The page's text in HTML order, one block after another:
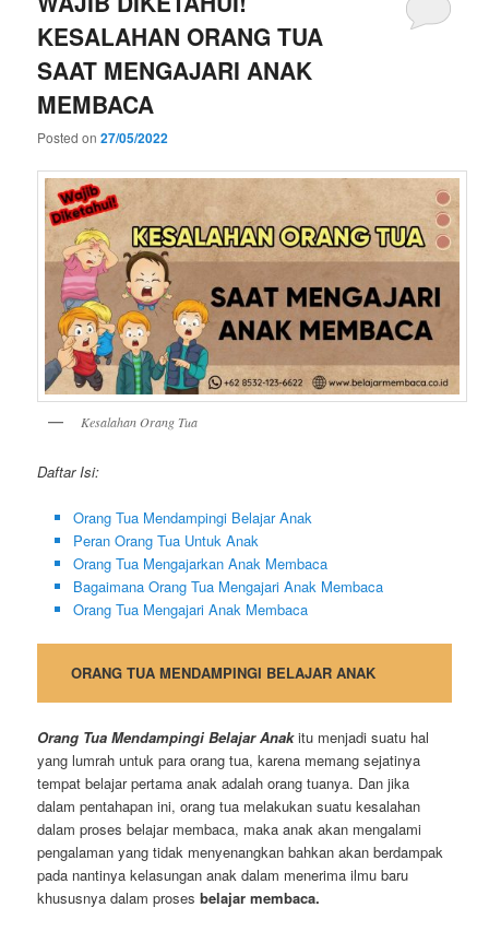
KESALAHAN ORANG TUA
SAAT MENGAJARI ANAK
MEMBACA
Posted on27/05/2022
Kesalahan Orang Tua
Daftar Isi:
Orang Tua Mendampingi Belajar Anak
Peran Orang Tua Untuk Anak
Orang Tua Mengajarkan Anak Membaca
Bagaimana Orang Tua Mengajari Anak Membaca
Orang Tua Mengajari Anak Membaca
ORANG TUA MENDAMPINGI BELAJAR ANAK
Orang Tua Mendampingi Belajar Anakitu menjadi suatu hal
yang lumrah untuk para orang tua, karena memang sejatinya
tempat belajar pertama anak adalah orang tuanya. Dan jika
dalam pentahapan ini, orang tua melakukan suatu kesalahan
dalam proses belajar membaca, maka anak akan mengalami
pengalaman yang tidak menyenangkan bahkan akan berdampak
pada nantinya kelasungan anak dalam menerima ilmu baru
khususnya dalam proses belajar membaca.